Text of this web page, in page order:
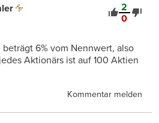
2
0
6% vom Nennwert, also
Aktionärs ist auf 100 Aktien
Kommentar melden